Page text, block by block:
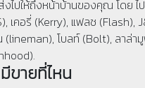
ไปให้ถึงหน้าบ้านของคุณ โดย ไ
เคอรี่ (Kerry), แฟลช (Flash),
(lineman), โบลท์ (Bolt), ลาล่า
ขายที่ไหน